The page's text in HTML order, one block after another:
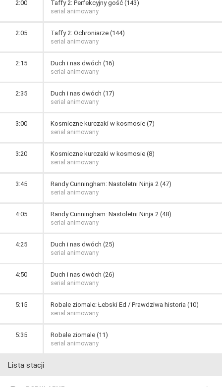
2:00 Taffy 2: Perfekcyjny gość (143)
serial animowany
2:05 Taffy 2: Ochroniarze (144)
serial animowany
2:15 Duch i nas dwóch (16)
serial animowany
2:35 Duch i nas dwóch (17)
serial animowany
3:00 Kosmiczne kurczaki w kosmosie (7)
serial animowany
3:20 Kosmiczne kurczaki w kosmosie (8)
serial animowany
3:45 Randy Cunningham: Nastoletni Ninja 2 (47)
serial animowany
4:05 Randy Cunningham: Nastoletni Ninja 2 (48)
serial animowany
4:25 Duch i nas dwóch (25)
serial animowany
4:50 Duch i nas dwóch (26)
serial animowany
5:15 Robale ziomale: Łebski Ed / Prawdziwa historia (10)
serial animowany
5:35 Robale ziomale (11)
serial animowany
Lista stacji